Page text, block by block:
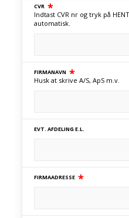
CVR *
Indtast CVR nr og tryk på
automatisk.
FIRMANAVN *
Husk at skrive A/S, ApS m.v.
EVT. AFDELING E.L.
FIRMAADRESSE *